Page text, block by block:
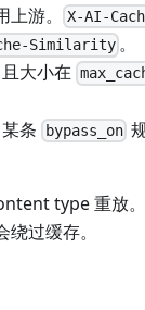
上游。 X-AI-
Similarity 。
且大小在
某条 bypass_on
type 重放
过缓存。